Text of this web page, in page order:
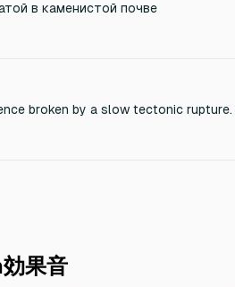
в каменистой почве
果音